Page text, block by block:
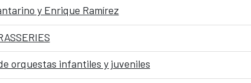
y Enrique Ramírez
orquestas infantiles y juveniles